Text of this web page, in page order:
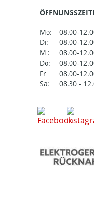
Mo:
08.00-
Di:
08.00-
Mi:
08.00-
Do:
08.00-
Fr:
08.00-
Sa:
08.30 -